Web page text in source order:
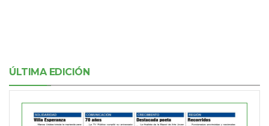
ÚLTIMA EDICIÓN